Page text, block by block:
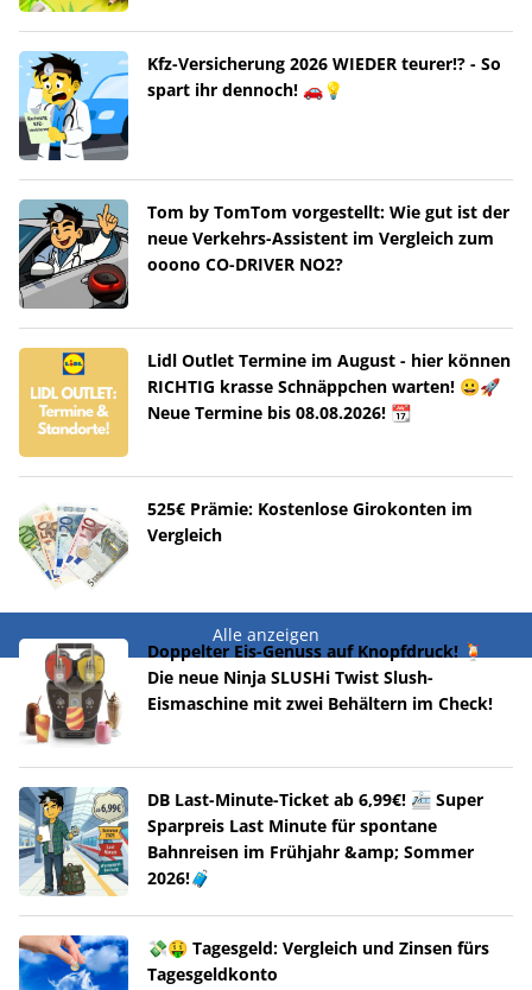
Kfz-Versicherung 2026 WIEDER teurer!? - So
spart ihr dennoch! 🚗💡
Tom by TomTom vorgestellt: Wie gut ist der
neue Verkehrs-Assistent im Vergleich zum
ooono CO-DRIVER NO2?
Lidl Outlet Termine im August - hier können
RICHTIG krasse Schnäppchen warten! 😀🚀
Neue Termine bis 08.08.2026! 📆
525€ Prämie: Kostenlose Girokonten im
Vergleich
Alle anzeigen
Doppelter Eis-Genuss auf Knopfdruck! 🍹
Die neue Ninja SLUSHi Twist Slush-
Eismaschine mit zwei Behältern im Check!
DB Last-Minute-Ticket ab 6,99€! 🚈 Super
Sparpreis Last Minute für spontane
Bahnreisen im Frühjahr &amp; Sommer
2026!🧳
💸🤑 Tagesgeld: Vergleich und Zinsen fürs
Tagesgeldkonto